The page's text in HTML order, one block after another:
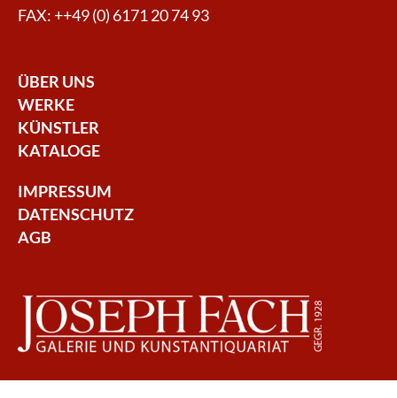
FAX: ++49 (0) 6171 20 74 93
ÜBER UNS
WERKE
KÜNSTLER
KATALOGE
IMPRESSUM
DATENSCHUTZ
AGB